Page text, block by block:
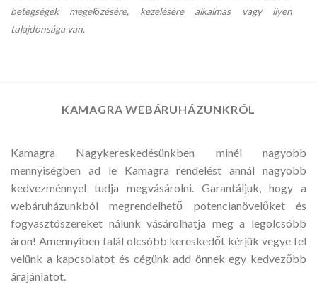
betegségek megelőzésére, kezelésére alkalmas vagy ilyen
tulajdonsága van.
KAMAGRA WEBÁRUHÁZUNKRÓL
Kamagra Nagykereskedésünkben minél nagyobb
mennyiségben ad le Kamagra rendelést annál nagyobb
kedvezménnyel tudja megvásárolni. Garantáljuk, hogy a
webáruházunkból megrendelhető potencianövelőket és
fogyasztószereket nálunk vásárolhatja meg a legolcsóbb
áron! Amennyiben talál olcsóbb kereskedőt kérjük vegye fel
velünk a kapcsolatot és cégünk add önnek egy kedvezőbb
árajánlatot.